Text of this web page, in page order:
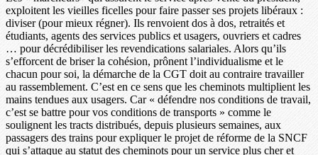
exploitent les vieilles ficelles pour faire passer ses projets libéraux :
diviser (pour mieux régner). Ils renvoient dos à dos, retraités et
étudiants, agents des services publics et usagers, ouvriers et cadres
… pour décrédibiliser les revendications salariales. Alors qu’ils
s’efforcent de briser la cohésion, prônent l’individualisme et le
chacun pour soi, la démarche de la CGT doit au contraire travailler
au rassemblement. C’est en ce sens que les cheminots multiplient les
mains tendues aux usagers. Car « défendre nos conditions de travail,
c’est se battre pour vos conditions de transports » comme le
soulignent les tracts distribués, depuis plusieurs semaines, aux
passagers des trains pour expliquer le projet de réforme de la SNCF
qui s’attaque au statut des cheminots pour un service plus cher et